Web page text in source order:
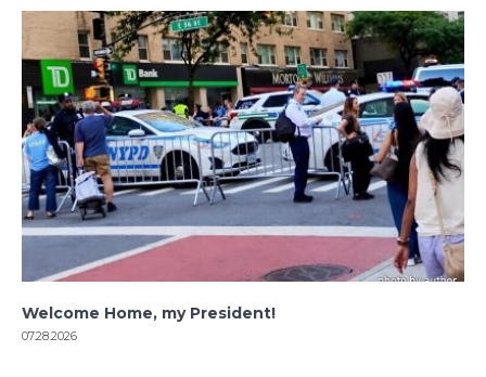
Welcome Home, my President!
07.28.2026